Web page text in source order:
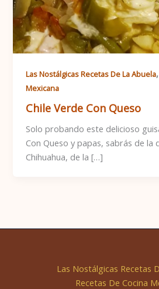
Las Nostálgicas Recetas De La Abuela
Mexicana
Chile Verde Con Queso
Solo probando este delicioso
Con Queso y papas, sabrás de la
Chihuahua, de la […]
Las Nostálgicas Recetas
Recetas De Cocina